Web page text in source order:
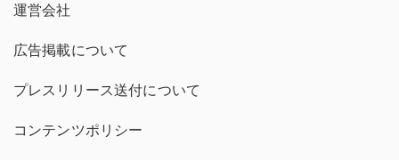
運営会社
広告掲載について
プレスリリース送付について
コンテンツポリシー